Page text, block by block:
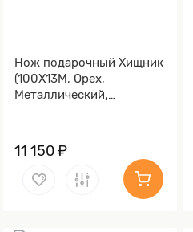
Нож подарочный Хищник
(100Х13М, Орех,
Металлический,
11 150 ₽